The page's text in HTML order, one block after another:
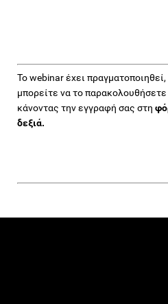
Το webinar έχει πραγματοποιηθεί,
μπορείτε να το παρακολουθήσετε
κάνοντας την εγγραφή σας στη
δεξιά.